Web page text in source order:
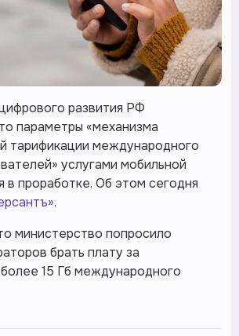
развития РФ
параметры «механизма
тарификации международного
услугами мобильной
в проработке. Об этом сегодня
.
министерство попросило
брать плату за
15 Гб международного